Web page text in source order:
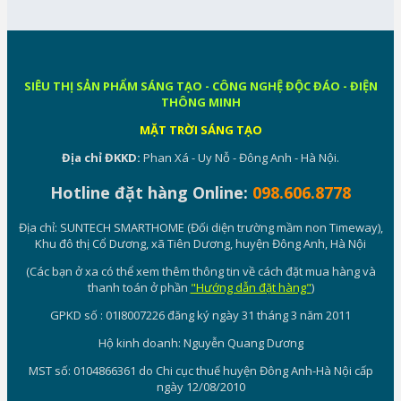
SIÊU THỊ SẢN PHẨM SÁNG TẠO - CÔNG NGHỆ ĐỘC ĐÁO - ĐIỆN
THÔNG MINH
MẶT TRỜI SÁNG TẠO
Địa chỉ ĐKKD: Phan Xá - Uy Nỗ - Đông Anh - Hà Nội.
Hotline đặt hàng Online: 098.606.8778
Địa chỉ: SUNTECH SMARTHOME (Đối diện trường mầm non Timeway),
Khu đô thị Cổ Dương, xã Tiên Dương, huyện Đông Anh, Hà Nội
(Các bạn ở xa có thể xem thêm thông tin về cách đặt mua hàng và
thanh toán ở phần "Hướng dẫn đặt hàng")
GPKD số : 01I8007226 đăng ký ngày 31 tháng 3 năm 2011
Hộ kinh doanh: Nguyễn Quang Dương
MST số: 0104866361 do Chi cục thuế huyện Đông Anh-Hà Nội cấp
ngày 12/08/2010